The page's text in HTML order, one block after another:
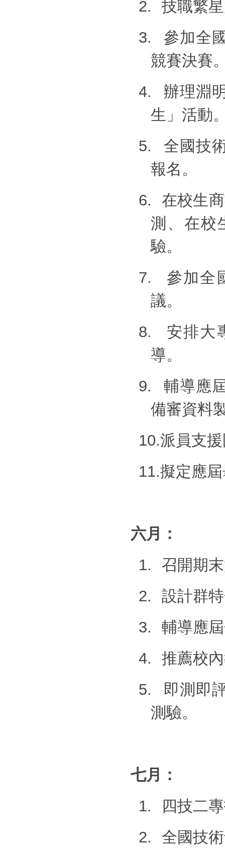
2. 技職繁
3.
參加全
競賽決賽
4.
辦理淵
生」活動
5.
全國技
報名。
6.
在校生
測、在校
驗。
7.
參加全
議。
8.
安排大
導。
9.
輔導應
備審資料
10.派員支
11.擬定應
六月：
1. 召開期
2. 設計群
3. 輔導應
4. 推薦校
5.
即測即
測驗。
七月：
1. 四技二
2. 全國技